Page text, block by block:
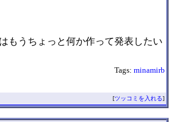
もうちょっと何か作って発表したい
Tags: minamirb
[ツッコミを入れる]